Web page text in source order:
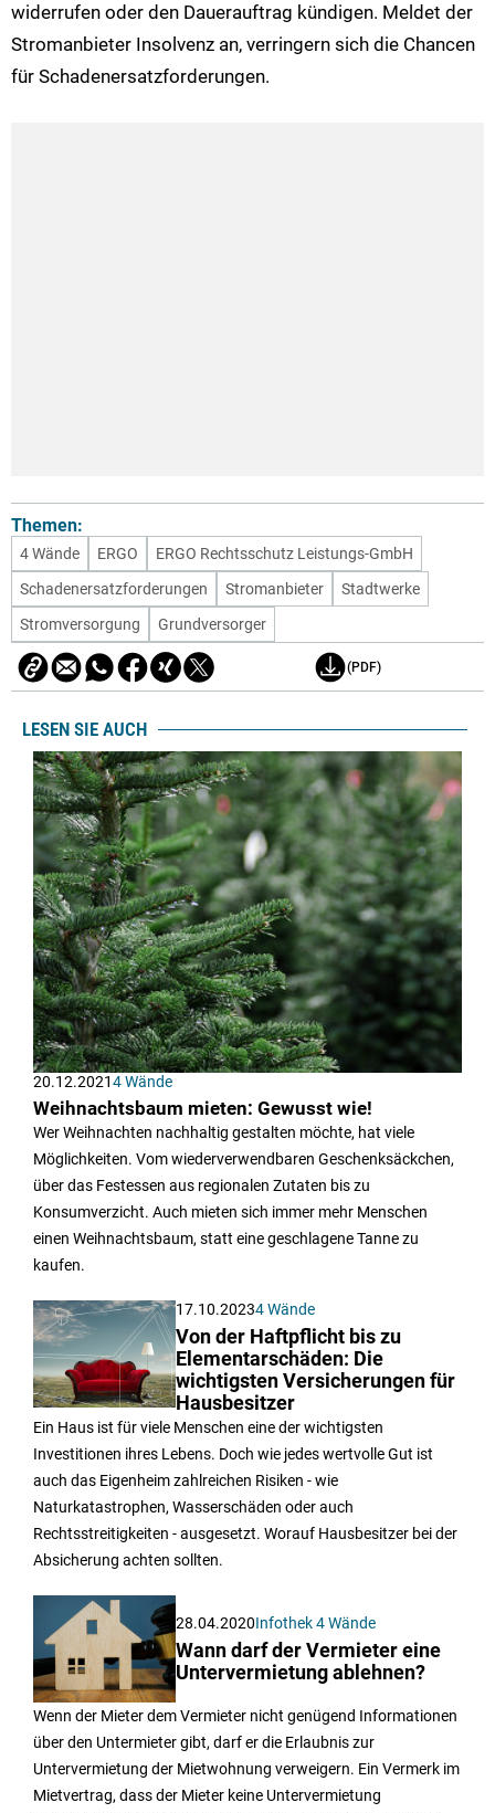
widerrufen oder den Dauerauftrag kündigen. Meldet der
Stromanbieter Insolvenz an, verringern sich die Chancen
für Schadenersatzforderungen.
Themen:
4 Wände ERGO
ERGO Rechtsschutz Leistungs-GmbH
Schadenersatzforderungen
Stromanbieter
Stadtwerke
Stromversorgung
Grundversorger
(PDF)
LESEN SIE AUCH
20.12.20214 Wände
Weihnachtsbaum mieten: Gewusst wie!
Wer Weihnachten nachhaltig gestalten möchte, hat viele
Möglichkeiten. Vom wiederverwendbaren Geschenksäckchen,
über das Festessen aus regionalen Zutaten bis zu
Konsumverzicht. Auch mieten sich immer mehr Menschen
einen Weihnachtsbaum, statt eine geschlagene Tanne zu
kaufen.
17.10.20234 Wände
Von der Haftpflicht bis zu
Elementarschäden: Die
wichtigsten Versicherungen für
Hausbesitzer
Ein Haus ist für viele Menschen eine der wichtigsten
Investitionen ihres Lebens. Doch wie jedes wertvolle Gut ist
auch das Eigenheim zahlreichen Risiken - wie
Naturkatastrophen, Wasserschäden oder auch
Rechtsstreitigkeiten - ausgesetzt. Worauf Hausbesitzer bei der
Absicherung achten sollten.
28.04.2020Infothek 4 Wände
Wann darf der Vermieter eine
Untervermietung ablehnen?
Wenn der Mieter dem Vermieter nicht genügend Informationen
über den Untermieter gibt, darf er die Erlaubnis zur
Untervermietung der Mietwohnung verweigern. Ein Vermerk im
Mietvertrag, dass der Mieter keine Untervermietung